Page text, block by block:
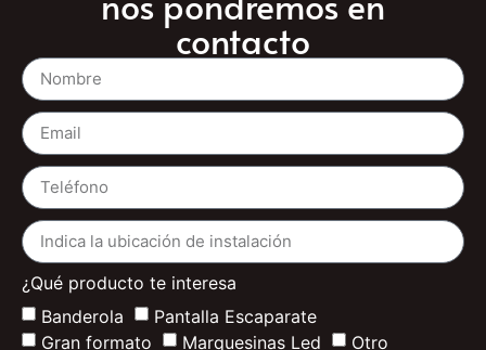
Rellena el formulario y
nos pondremos en
contacto
¿Qué producto te interesa